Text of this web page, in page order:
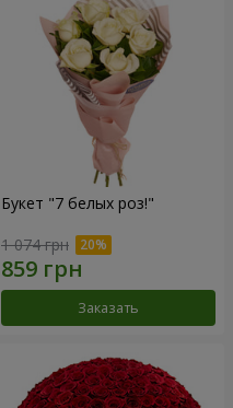
Букет "7 белых роз!"
1 074 грн
Заказать